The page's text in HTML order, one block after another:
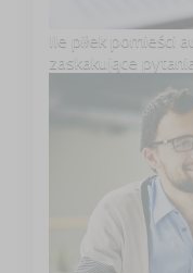
Ile piłek pomieści
zaskakujące pytania